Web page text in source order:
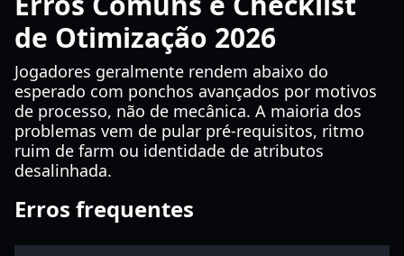
de Otimização 2026
Jogadores geralmente rendem abaixo do
esperado com ponchos avançados por motivos
de processo, não de mecânica. A maioria dos
problemas vem de pular pré-requisitos, ritmo
ruim de farm ou identidade de atributos
desalinhada.
Erros frequentes